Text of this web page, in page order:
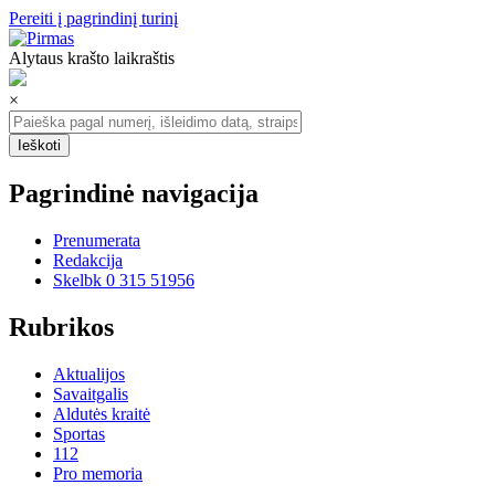
Pereiti į pagrindinį turinį
Alytaus krašto laikraštis
×
Pagrindinė navigacija
Prenumerata
Redakcija
Skelbk 0 315 51956
Rubrikos
Aktualijos
Savaitgalis
Aldutės kraitė
Sportas
112
Pro memoria